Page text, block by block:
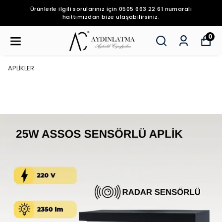
Ürünlerle ilgili sorularınız için 0505 663 22 61 numaralı
hattımızdan bize ulaşabilirsiniz.
0
APLİKLER